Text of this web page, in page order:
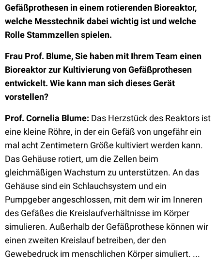
Gefäßprothesen in einem rotierenden Bioreaktor,
welche Messtechnik dabei wichtig ist und welche
Rolle Stammzellen spielen.
Frau Prof. Blume, Sie haben mit Ihrem Team einen
Bioreaktor zur Kultivierung von Gefäßprothesen
entwickelt. Wie kann man sich dieses Gerät
vorstellen?
Prof. Cornelia Blume: Das Herzstück des Reaktors ist
eine kleine Röhre, in der ein Gefäß von ungefähr ein
mal acht Zentimetern Größe kultiviert werden kann.
Das Gehäuse rotiert, um die Zellen beim
gleichmäßigen Wachstum zu unterstützen. An das
Gehäuse sind ein Schlauchsystem und ein
Pumpgeber angeschlossen, mit dem wir im Inneren
des Gefäßes die Kreislaufverhältnisse im Körper
simulieren. Außerhalb der Gefäßprothese können wir
einen zweiten Kreislauf betreiben, der den
Gewebedruck im menschlichen Körper simuliert. ...